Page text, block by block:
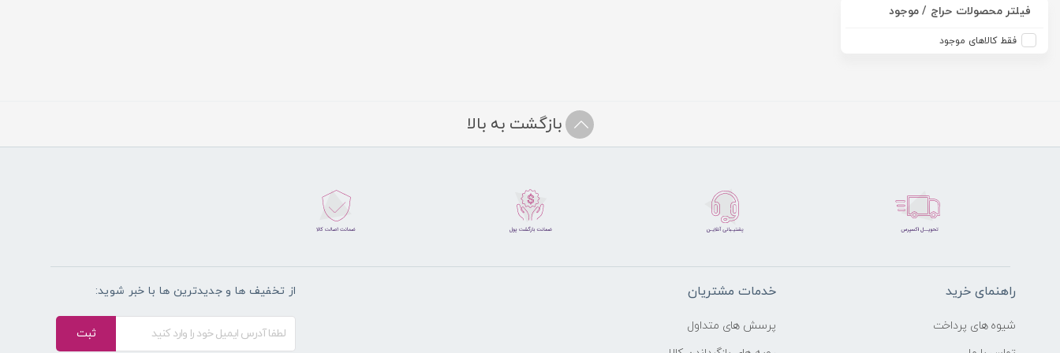
فیلتر محصولات حراج / موجود
فقط کالاهای موجود
بازگشت به بالا
راهنمای خرید
شیوه های پرداخت
خدمات مشتریان
پرسش های متداول
از تخفیف ها و جدیدترین ها با خبر شوید:
ثبت